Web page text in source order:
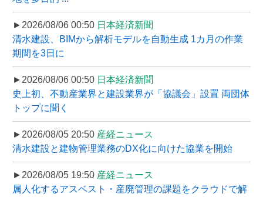
►2026/08/06 00:50 日本経済新聞
清水建設、BIMから解析モデルを自動生成 1カ月の作業
期間を3日に
►2026/08/06 00:50 日本経済新聞
史上初、不動産業界と建設業界が「協議会」設置 両団体
トップに聞く
►2026/08/05 20:50 産経ニュース
清水建設と建物管理業務のDX化に向けた協業を開始
►2026/08/05 19:50 産経ニュース
属人化するアスベスト・産廃管理の課題をクラウドで解